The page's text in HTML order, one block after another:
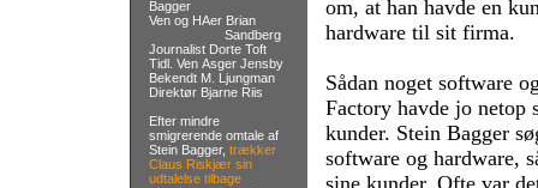
Bagger
Ven og HAer Brian
Sandberg
Journalist Dorte Toft
Tidl. Ven Asger Jensby
Bekendt M. Ljungman
Direktør Bjarne Riis
Efter mindre
smigrerende omtale af
Stein Bagger, trækker
Claus Riskjær sin
udtalelse tilbage
om, at han havde en
hardware til sit firma.
Sådan noget software
Factory havde jo netop
kunder. Stein Bagger
software og hardware,
sine kunder. Ofte var